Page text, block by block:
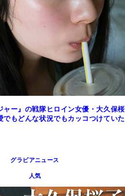
ャー』の戦隊ヒロイン女優・大久保桜
でもどんな状況でもカッコつけていた
グラビアニュース
人気